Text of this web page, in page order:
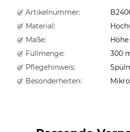
Artikelnummer:
Material:
Maße:
Füllmenge:
300
Pflegehinweis:
Besonderheiten: